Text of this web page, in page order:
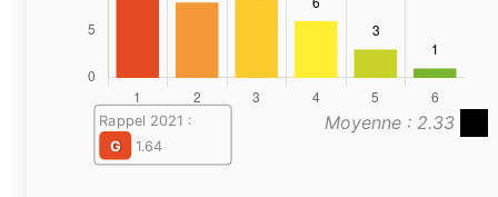
Moyenne : 2.33
Rappel 2021 :
G
1.64